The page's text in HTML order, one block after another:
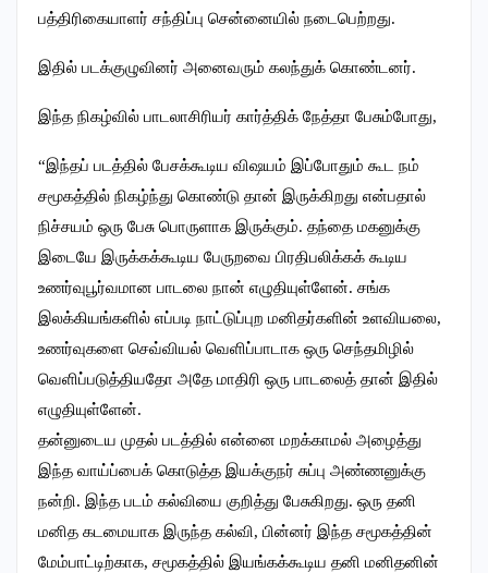
பத்திரிகையாளர் சந்திப்பு சென்னையில் நடைபெற்றது.
இதில் படக்குழுவினர் அனைவரும் கலந்துக் கொண்டனர்.
இந்த நிகழ்வில் பாடலாசிரியர் கார்த்திக் நேத்தா பேசும்போது,
“இந்தப் படத்தில் பேசக்கூடிய விஷயம் இப்போதும் கூட நம்
சமூகத்தில் நிகழ்ந்து கொண்டு தான் இருக்கிறது என்பதால்
நிச்சயம் ஒரு பேசு பொருளாக இருக்கும். தந்தை மகனுக்கு
இடையே இருக்கக்கூடிய பேருறவை பிரதிபலிக்கக் கூடிய
உணர்வுபூர்வமான பாடலை நான் எழுதியுள்ளேன். சங்க
இலக்கியங்களில் எப்படி நாட்டுப்புற மனிதர்களின் உளவியலை,
உணர்வுகளை செவ்வியல் வெளிப்பாடாக ஒரு செந்தமிழில்
வெளிப்படுத்தியதோ அதே மாதிரி ஒரு பாடலைத் தான் இதில்
எழுதியுள்ளேன்.
தன்னுடைய முதல் படத்தில் என்னை மறக்காமல் அழைத்து
இந்த வாய்ப்பைக் கொடுத்த இயக்குநர் சுப்பு அண்ணனுக்கு
நன்றி. இந்த படம் கல்வியை குறித்து பேசுகிறது. ஒரு தனி
மனித கடமையாக இருந்த கல்வி, பின்னர் இந்த சமூகத்தின்
மேம்பாட்டிற்காக, சமூகத்தில் இயங்கக்கூடிய தனி மனிதனின்